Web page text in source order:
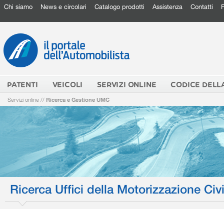
Chi siamo News e circolari Catalogo prodotti Assistenza Contatti
PATENTI VEICOLI SERVIZI ONLINE CODICE
Servizi online // Ricerca e Gestione UMC
Ricerca Uffici della Motorizzazione